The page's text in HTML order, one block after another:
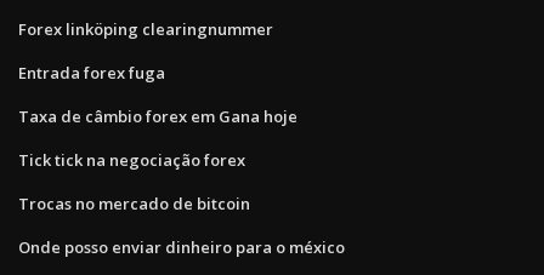
Forex linköping clearingnummer
Entrada forex fuga
Taxa de câmbio forex em Gana hoje
Tick tick na negociação forex
Trocas no mercado de bitcoin
Onde posso enviar dinheiro para o méxico